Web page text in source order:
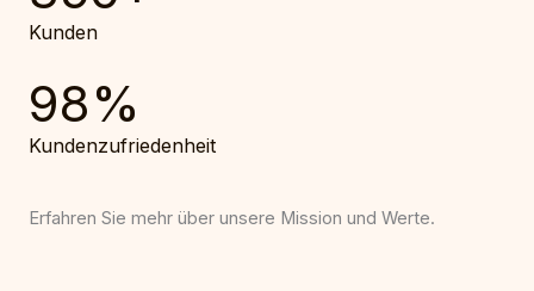
Kunden
98%
Kundenzufriedenheit
Erfahren Sie mehr über unsere Mission und Werte.